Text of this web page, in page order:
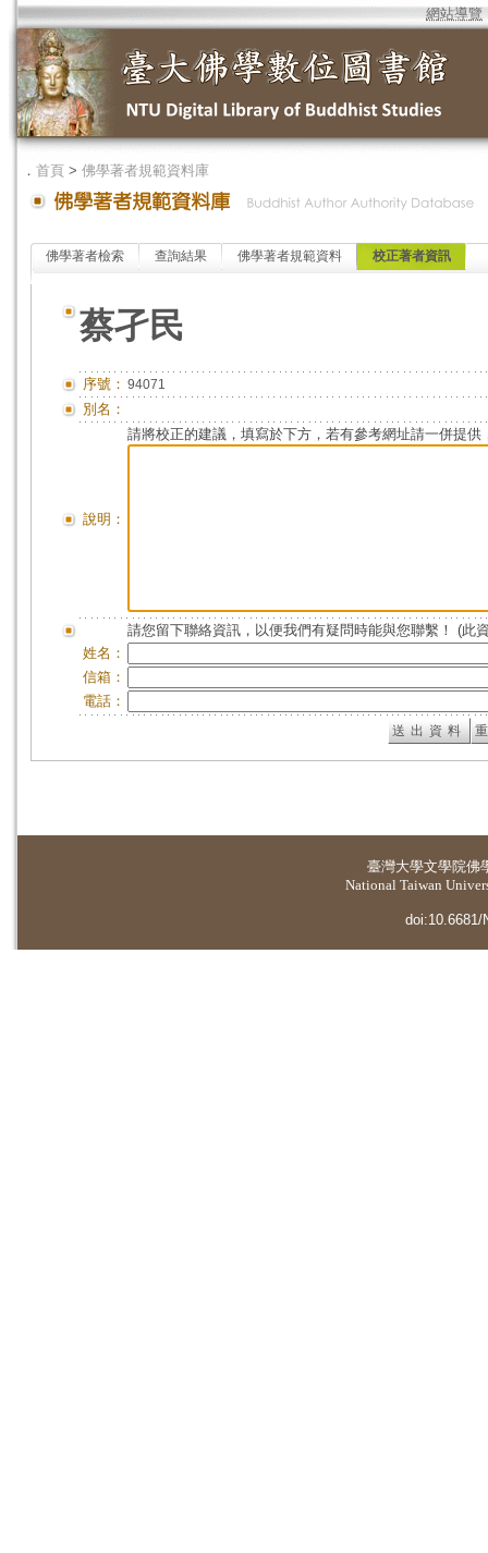
網站導覽
． 首頁 > 佛學著者規範資料庫
佛學著者檢索 查詢結果 佛學著者規範資料 校正著者資訊
蔡孑民
序號： 94071
別名：
說明：
請將校正的建議，填寫於下方，若有參考網址請一併提供
請您留下聯絡資訊，以便我們有疑問時能與您聯繫！ (此
姓名：
信箱：
電話：
臺灣大學文學院佛
National Taiwan
doi:10.6681/